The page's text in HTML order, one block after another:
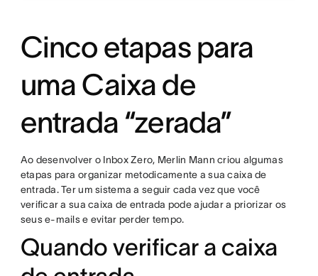
Cinco etapas para
uma Caixa de
entrada “zerada”
Ao desenvolver o Inbox Zero, Merlin Mann criou algumas
etapas para organizar metodicamente a sua caixa de
entrada. Ter um sistema a seguir cada vez que você
verificar a sua caixa de entrada pode ajudar a priorizar os
seus e-mails e evitar perder tempo.
Quando verificar a caixa